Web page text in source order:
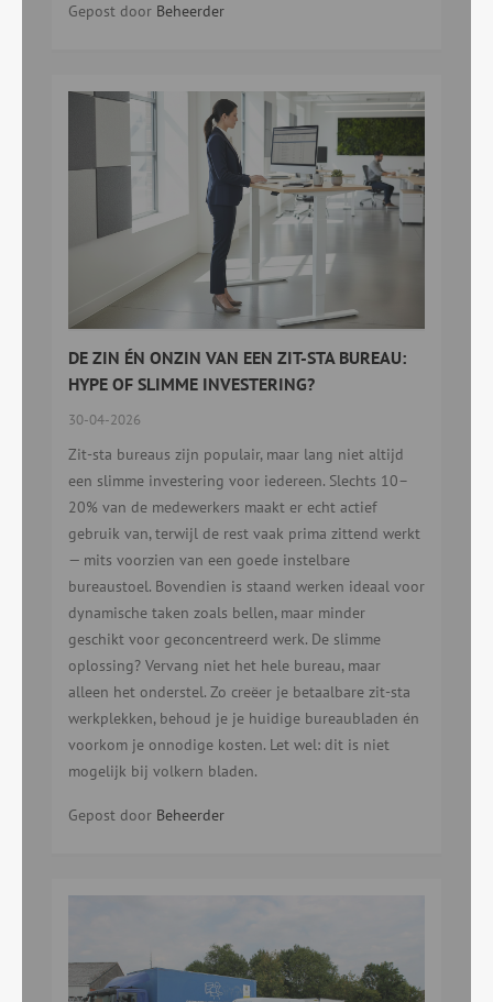
Gepost door Beheerder
DE ZIN ÉN ONZIN VAN EEN ZIT-STA BUREAU:
HYPE OF SLIMME INVESTERING?
30-04-2026
Zit-sta bureaus zijn populair, maar lang niet altijd
een slimme investering voor iedereen. Slechts 10–
20% van de medewerkers maakt er echt actief
gebruik van, terwijl de rest vaak prima zittend werkt
— mits voorzien van een goede instelbare
bureaustoel. Bovendien is staand werken ideaal voor
dynamische taken zoals bellen, maar minder
geschikt voor geconcentreerd werk. De slimme
oplossing? Vervang niet het hele bureau, maar
alleen het onderstel. Zo creëer je betaalbare zit-sta
werkplekken, behoud je je huidige bureaubladen én
voorkom je onnodige kosten. Let wel: dit is niet
mogelijk bij volkern bladen.
Gepost door Beheerder